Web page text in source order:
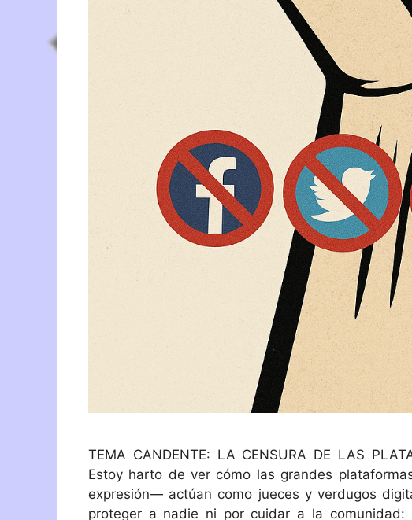
TEMA CANDENTE: LA CENSURA DE LAS
Estoy harto de ver cómo las grandes
expresión— actúan como jueces y verdugos
proteger a nadie ni por cuidar a la